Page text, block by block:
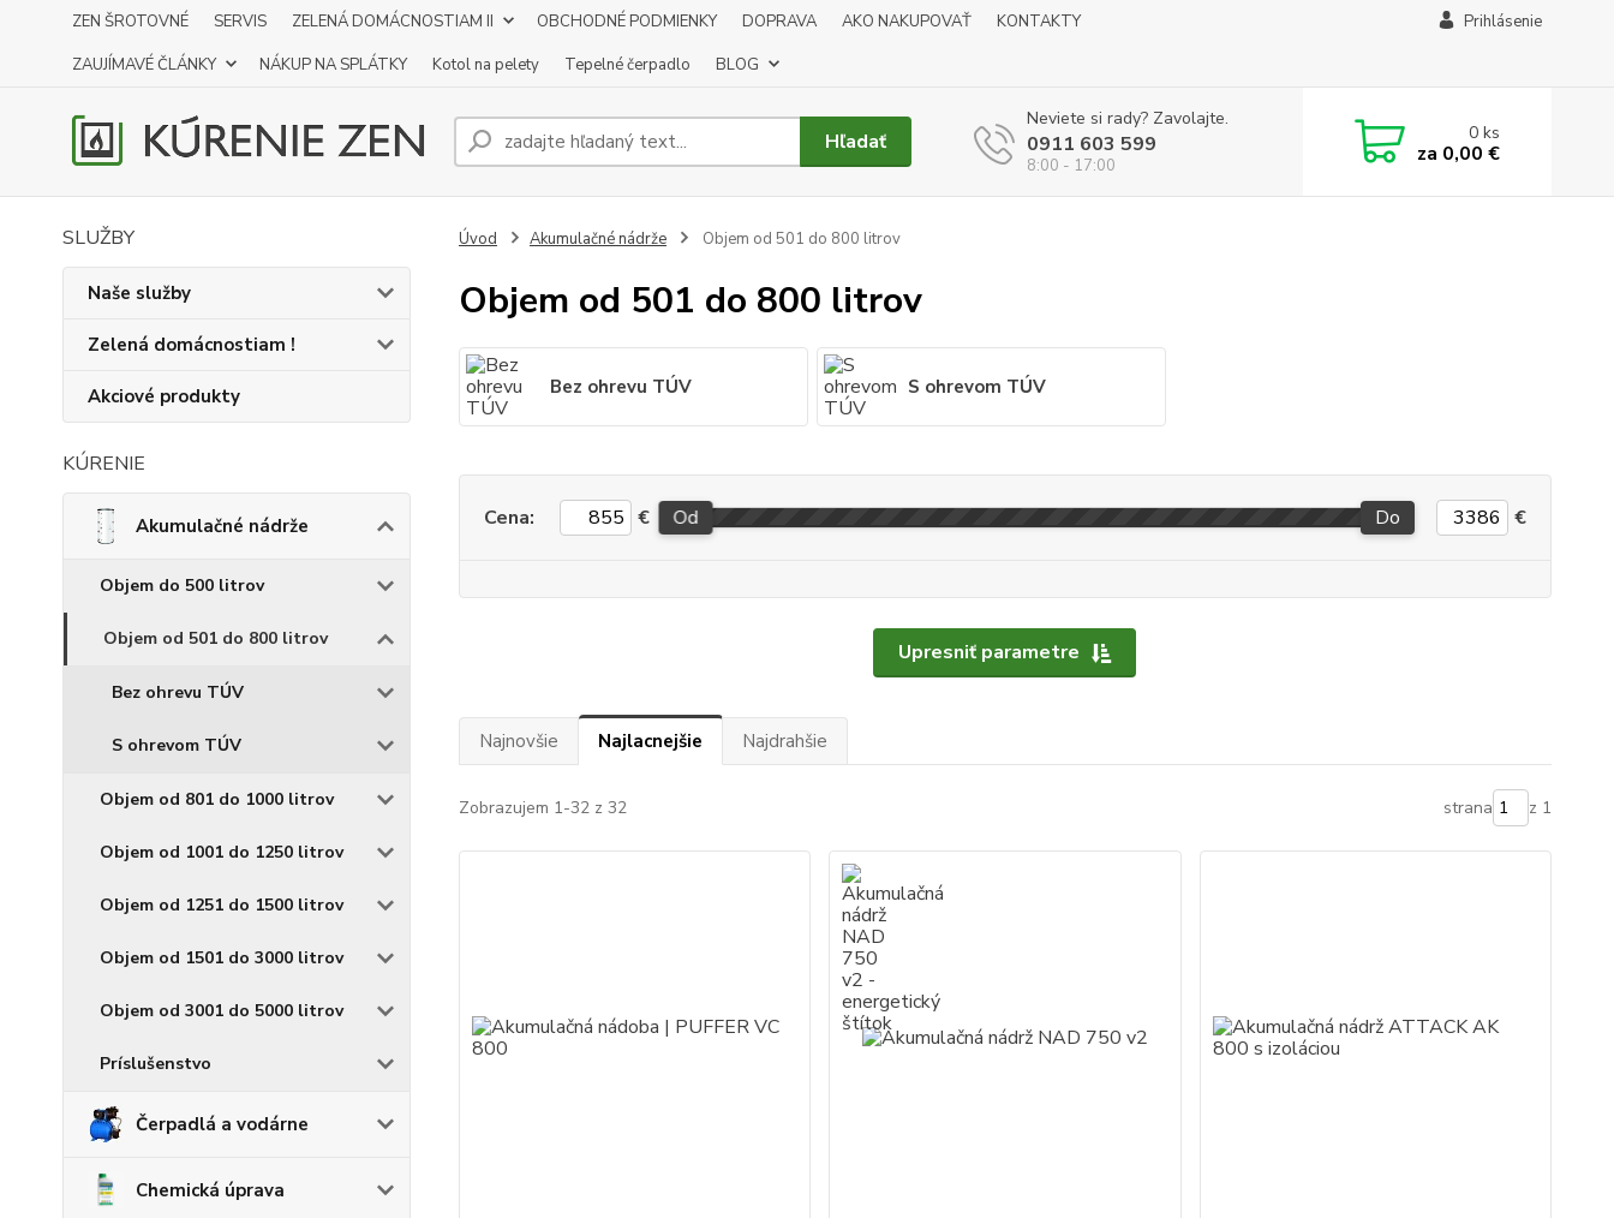
ZEN ŠROTOVNÉ SERVIS ZELENÁ DOMÁCNOSTIAM II OBCHODNÉ PODMIENKY DOPRAVA AKO NAKUPOVAŤ
KONTAKTY
ZAUJÍMAVÉ ČLÁNKY
NÁKUP NA SPLÁTKY Kotol na pelety Tepelné čerpadlo BLOG
Prihlásenie
Hľadať
Neviete si rady? Zavolajte.
0911 603 599
8:00 - 17:00
0ks
za 0,00 €
SLUŽBY
Naše služby
Zelená domácnostiam !
Akciové produkty
KÚRENIE
Akumulačné nádrže
Objem do 500 litrov
Objem od 501 do 800 litrov
Bez ohrevu TÚV
S ohrevom TÚV
Objem od 801 do 1000 litrov
Objem od 1001 do 1250 litrov
Objem od 1251 do 1500 litrov
Objem od 1501 do 3000 litrov
Objem od 3001 do 5000 litrov
Príslušenstvo
Čerpadlá a vodárne
Chemická úprava
Úvod Akumulačné nádrže Objem od 501 do 800 litrov
Objem od 501 do 800 litrov
Bez ohrevu TÚV S ohrevom TÚV
Upresniť parametre
Cena: € Od Do €
Najnovšie Najlacnejšie Najdrahšie
Zobrazujem 1-32 z 32 strana z 1